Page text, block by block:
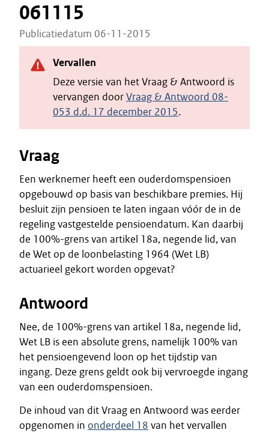
061115
Publicatiedatum 06-11-2015
Vervallen
Deze versie van het Vraag & Antwoord is
vervangen doorVraag & Antwoord 08-
053 d.d. 17 december 2015.
Vraag
Een werknemer heeft een ouderdomspensioen
opgebouwd op basis van beschikbare premies. Hij
besluit zijn pensioen te laten ingaan vóór de in de
regeling vastgestelde pensioendatum. Kan daarbij
de 100%-grens van artikel 18a, negende lid, van
de Wet op de loonbelasting 1964 (Wet LB)
actuarieel gekort worden opgevat?
Antwoord
Nee, de 100%-grens van artikel 18a, negende lid,
Wet LB is een absolute grens, namelijk 100% van
het pensioengevend loon op het tijdstip van
ingang. Deze grens geldt ook bij vervroegde ingang
van een ouderdomspensioen.
De inhoud van dit Vraag en Antwoord was eerder
opgenomen in onderdeel 18 van het vervallen